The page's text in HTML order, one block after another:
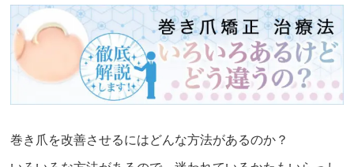
巻き爪を改善させるにはどんな方法があるのか？